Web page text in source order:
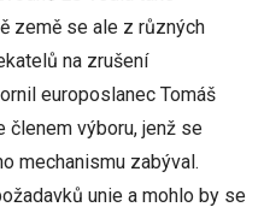
země se ale z různých
na zrušení
europoslanec Tomáš
členem výboru, jenž se
mechanismu zabýval.
unie a mohlo by se